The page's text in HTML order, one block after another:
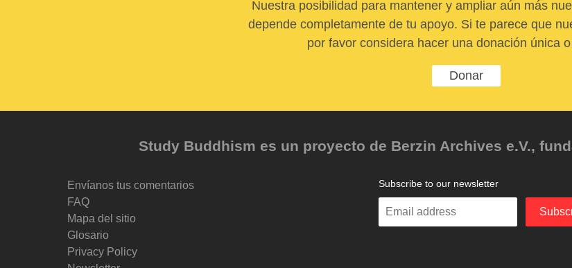
Nuestra posibilidad para mantener y ampliar aún más
depende completamente de tu apoyo. Si te parece que
por favor considera hacer una donación única
Donar
Study Buddhism es un proyecto de Berzin Archives e.V.,
Envíanos tus comentarios
FAQ
Mapa del sitio
Glosario
Privacy Policy
Subscribe to our newsletter
Enter